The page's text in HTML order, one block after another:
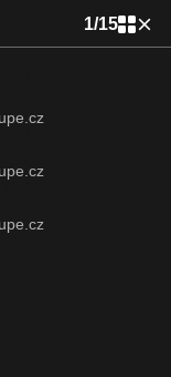
1/15